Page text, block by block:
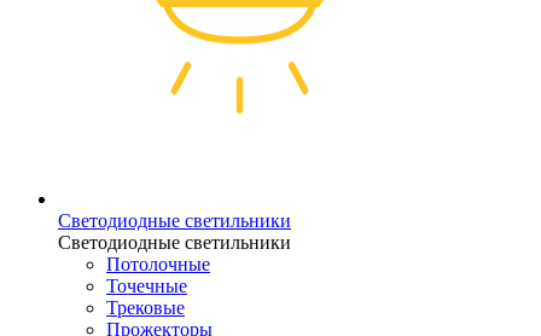
Светодиодные светильники
Светодиодные светильники
Потолочные
Точечные
Трековые
Прожекторы